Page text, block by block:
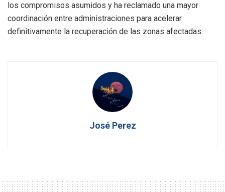
los compromisos asumidos y ha reclamado una mayor
coordinación entre administraciones para acelerar
definitivamente la recuperación de las zonas afectadas.
José Perez